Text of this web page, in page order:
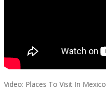
Video: Places To Visit In